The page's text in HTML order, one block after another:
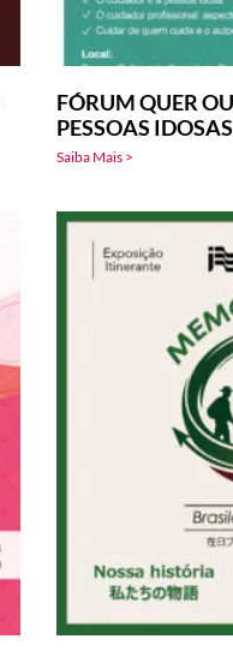
FÓRUM QUER
PESSOAS IDOSAS
Saiba Mais >